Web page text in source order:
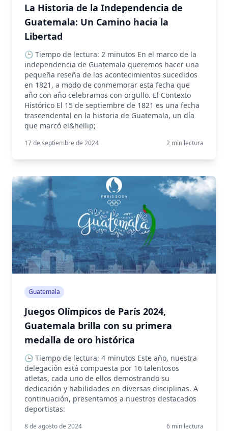
La Historia de la Independencia de
Guatemala: Un Camino hacia la
Libertad
🕒 Tiempo de lectura: 2 minutos En el marco de la
independencia de Guatemala queremos hacer una
pequeña reseña de los acontecimientos sucedidos
en 1821, a modo de conmemorar esta fecha que
año con año celebramos con orgullo. El Contexto
Histórico El 15 de septiembre de 1821 es una fecha
trascendental en la historia de Guatemala, un día
que marcó el&hellip;
17 de septiembre de 2024 2 min lectura
Guatemala
Juegos Olímpicos de París 2024,
Guatemala brilla con su primera
medalla de oro histórica
🕒 Tiempo de lectura: 4 minutos Este año, nuestra
delegación está compuesta por 16 talentosos
atletas, cada uno de ellos demostrando su
dedicación y habilidades en diversas disciplinas. A
continuación, presentamos a nuestros destacados
deportistas:
8 de agosto de 2024 6 min lectura